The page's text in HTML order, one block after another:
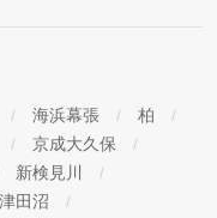
海浜幕張
柏
京成大久保
新検見川
津田沼